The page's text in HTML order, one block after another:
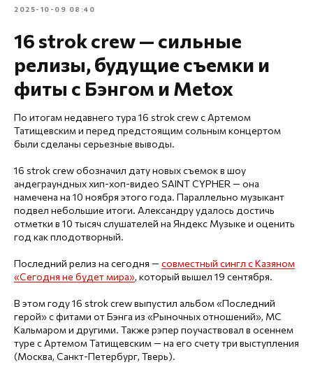
2025-10-09 08:40
16 strok crew — сильные
релизы, будущие съемки и
фиты с Бэнгом и Metox
По итогам недавнего тура 16 strok crew с Артемом
Татищевским и перед предстоящим сольным концертом
были сделаны серьезные выводы.
16 strok crew обозначил дату новых съемок в шоу
андеграундных хип-хоп-видео SAINT CYPHER — она
намечена на 10 ноября этого года. Параллельно музыкант
подвел небольшие итоги. Александру удалось достичь
отметки в 10 тысяч слушателей на Яндекс Музыке и оценить
год как плодотворный.
Последний релиз на сегодня —совместный сингл с Казяном
«Сегодня не будет мира», который вышел 19 сентября.
В этом году 16 strok crew выпустил альбом «Последний
герой» с фитами от Бэнга из «Рыночных отношений», МС
Кальмаром и другими. Также рэпер поучаствовал в осеннем
туре с Артемом Татищевским — на его счету три выступления
(Москва, Санкт-Петербург, Тверь).